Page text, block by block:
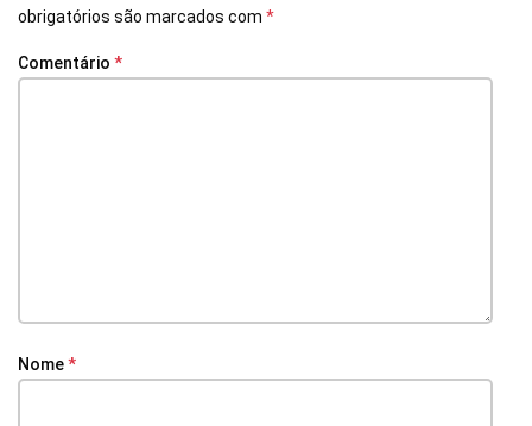
obrigatórios são marcados com *
Comentário *
Nome*